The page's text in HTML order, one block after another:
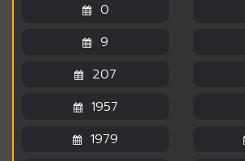
0
9
207
1957
1979